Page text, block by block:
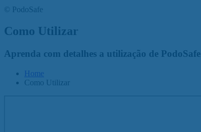
©
PodoSafe
Como Utilizar
Aprenda com detalhes a utilização de PodoSafe
Home
Como Utilizar